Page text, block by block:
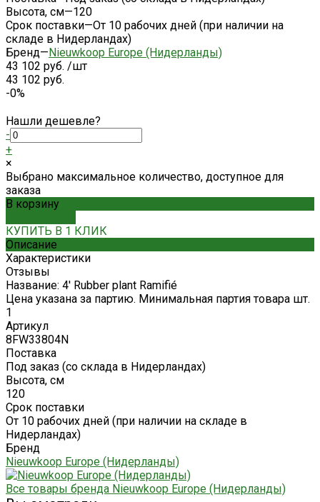
Высота, см—120
Срок поставки—От 10 рабочих дней (при наличии на
складе в Нидерландах)
Бренд—Nieuwkoop Europe (Нидерланды)
43 102 руб. /шт
43 102 руб.
-0%
Нашли дешевле?
-
+
×
Выбрано максимальное количество, доступное для
заказа
В корзину
КУПИТЬ В 1 КЛИК
Описание
Характеристики
Отзывы
Название: 4' Rubber plant Ramifié
Цена указана за партию. Минимальная партия товара шт.
1
Артикул
8FW33804N
Поставка
Под заказ (со склада в Нидерландах)
Высота, см
120
Срок поставки
От 10 рабочих дней (при наличии на складе в
Нидерландах)
Бренд
Nieuwkoop Europe (Нидерланды)
Все товары бренда Nieuwkoop Europe (Нидерланды)